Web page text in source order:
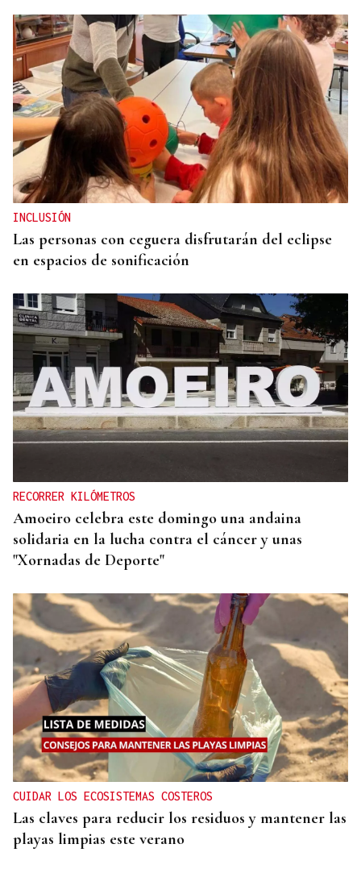
APUESTA POR LA VITICULTURA
Más de 620.000 euros para el Centro do Viño de
Ribadavia
INCLUSIÓN
Las personas con ceguera disfrutarán del eclipse
en espacios de sonificación
RECORRER KILÓMETROS
Amoeiro celebra este domingo una andaina
solidaria en la lucha contra el cáncer y unas
"Xornadas de Deporte"
CUIDAR LOS ECOSISTEMAS COSTEROS
Las claves para reducir los residuos y mantener las
playas limpias este verano